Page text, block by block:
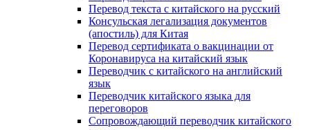
Перевод текста с китайского на русский
Консульская легализация документов
(апостиль) для Китая
Перевод сертификата о вакцинации от
Коронавируса на китайский язык
Переводчик с китайского на английский
язык
Переводчик китайского языка для
переговоров
Сопровождающий переводчик китайского